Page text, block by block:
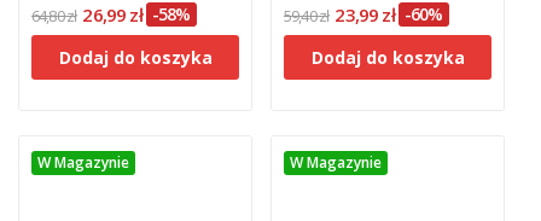
64,80 zł 26,99 zł -58%
Dodaj do koszyka
59,40 zł 23,99 zł -60%
Dodaj do koszyka
W Magazynie W Magazynie